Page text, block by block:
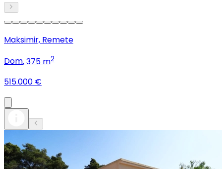
Maksimir, Remete
Dom, 375 m2
515.000 €